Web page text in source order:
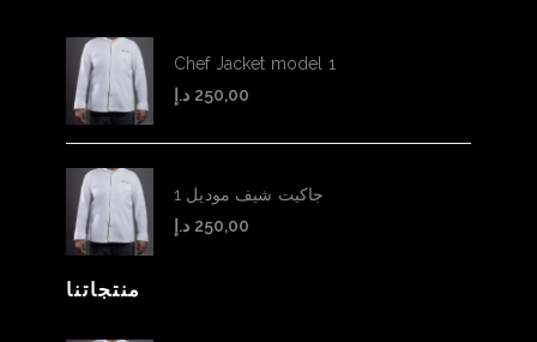
Chef Jacket model 1
250,00 د.إ
جاكيت شيف موديل 1
250,00 د.إ
منتجاتنا